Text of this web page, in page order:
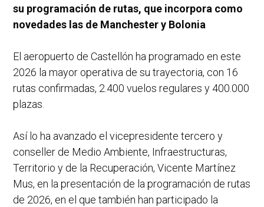
su programación de rutas, que incorpora como
novedades las de Manchester y Bolonia
El aeropuerto de Castellón ha programado en este
2026 la mayor operativa de su trayectoria, con 16
rutas confirmadas, 2.400 vuelos regulares y 400.000
plazas.
Así lo ha avanzado el vicepresidente tercero y
conseller de Medio Ambiente, Infraestructuras,
Territorio y de la Recuperación, Vicente Martínez
Mus, en la presentación de la programación de rutas
de 2026, en el que también han participado la